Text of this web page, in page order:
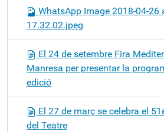
WhatsApp Image 2018-04-26
17.32.02.jpeg
El 24 de setembre Fira
Manresa per presentar la
edició
El 27 de març se celebra el
del Teatre